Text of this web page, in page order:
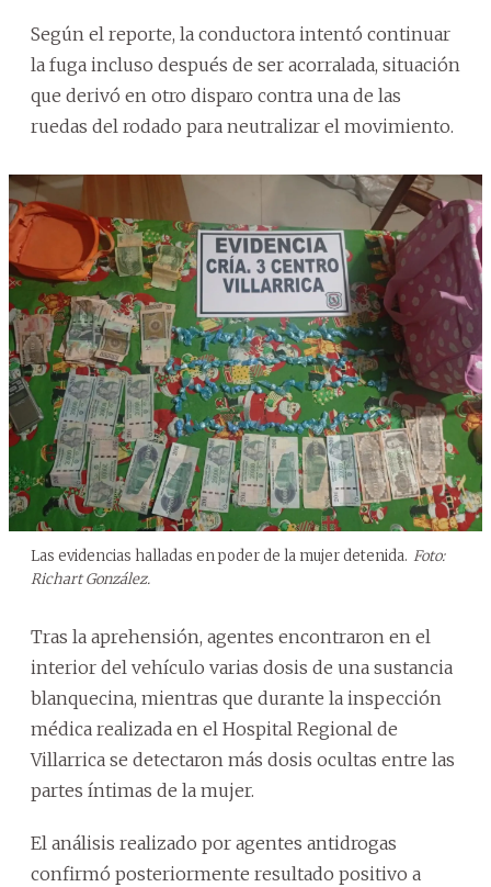
Según el reporte, la conductora intentó continuar
la fuga incluso después de ser acorralada, situación
que derivó en otro disparo contra una de las
ruedas del rodado para neutralizar el movimiento.
Las evidencias halladas en poder de la mujer detenida. Foto:
Richart González.
Tras la aprehensión, agentes encontraron en el
interior del vehículo varias dosis de una sustancia
blanquecina, mientras que durante la inspección
médica realizada en el Hospital Regional de
Villarrica se detectaron más dosis ocultas entre las
partes íntimas de la mujer.
El análisis realizado por agentes antidrogas
confirmó posteriormente resultado positivo a